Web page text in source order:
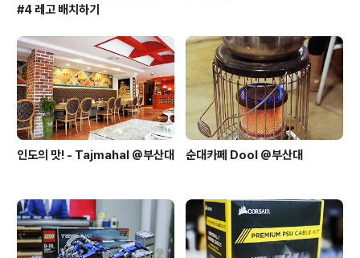
#4 레고 배치하기
인도의 맛! - Tajmahal @부산대 순대카페 Dool @부산대